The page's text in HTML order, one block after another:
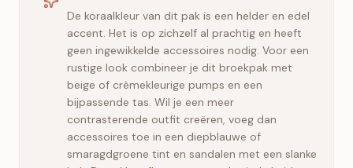
De koraalkleur van dit pak is een helder en edel
accent. Het is op zichzelf al prachtig en heeft
geen ingewikkelde accessoires nodig. Voor een
rustige look combineer je dit broekpak met
beige of crèmekleurige pumps en een
bijpassende tas. Wil je een meer
contrasterende outfit creëren, voeg dan
accessoires toe in een diepblauwe of
smaragdgroene tint en sandalen met een slanke